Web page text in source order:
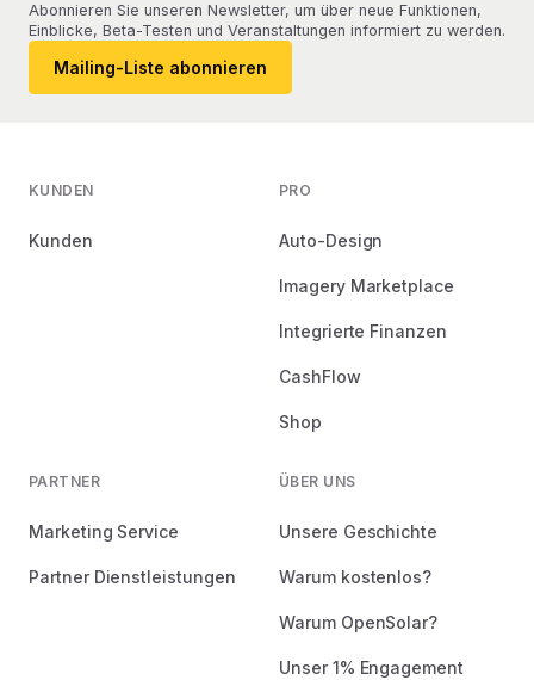
Abonnieren Sie unseren Newsletter, um über neue Funktionen,
Einblicke, Beta-Testen und Veranstaltungen informiert zu werden.
Mailing-Liste abonnieren
KUNDEN
Kunden
PRO
Auto-Design
Imagery Marketplace
Integrierte Finanzen
CashFlow
Shop
PARTNER
Marketing Service
Partner Dienstleistungen
ÜBER UNS
Unsere Geschichte
Warum kostenlos?
Warum OpenSolar?
Unser 1% Engagement